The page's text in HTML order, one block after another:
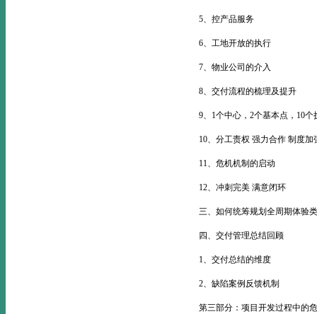
5、控产品服务
6、工地开放的执行
7、物业公司的介入
8、交付流程的梳理及提升
9、1个中心，2个基本点，10个
10、分工责权 强力合作 制度加
11、危机机制的启动
12、冲刺完美 满意闭环
三、如何统筹规划全周期体验
四、交付管理总结回顾
1、交付总结的维度
2、缺陷案例反馈机制
第三部分：项目开发过程中的